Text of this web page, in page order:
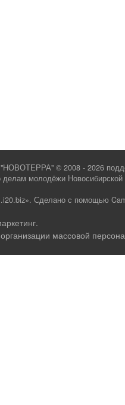
"НОВОТЕРРА" © 2008 - 2026
делам молодёжи Новосибирской
. Сделано с помощью
.
массовой